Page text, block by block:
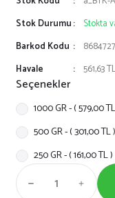
Stok Durumu
Stokta
Barkod Kodu
Havale
561,63
Seçenekler
1000 GR - ( 579,00
500 GR - ( 301,00 TL )
250 GR - ( 161,00 TL )